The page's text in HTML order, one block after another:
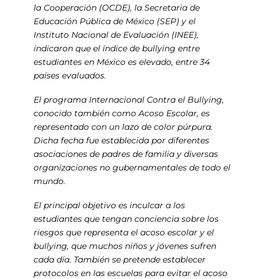
la Cooperación (OCDE), la Secretaria de
Educación Pública de México (SEP) y el
Instituto Nacional de Evaluación (INEE),
indicaron que el índice de bullying entre
estudiantes en México es elevado, entre 34
países evaluados.
El programa Internacional Contra el Bullying,
conocido también como Acoso Escolar, es
representado con un lazo de color púrpura.
Dicha fecha fue establecida por diferentes
asociaciones de padres de familia y diversas
organizaciones no gubernamentales de todo el
mundo.
El principal objetivo es inculcar a los
estudiantes que tengan conciencia sobre los
riesgos que representa el acoso escolar y el
bullying, que muchos niños y jóvenes sufren
cada día. También se pretende establecer
protocolos en las escuelas para evitar el acoso